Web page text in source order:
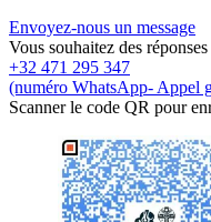
Envoyez-nous un message
Vous souhaitez des
+32 471 295 347
(numéro WhatsApp- Appel
Scanner le code QR pour